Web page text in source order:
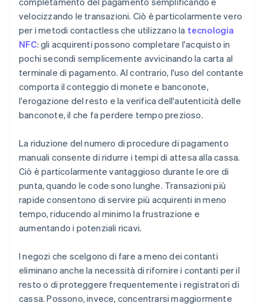
velocizzando le transazioni. Ciò è particolarmente vero
per i metodi contactless che utilizzano la tecnologia
NFC: gli acquirenti possono completare l'acquisto in
pochi secondi semplicemente avvicinando la carta al
terminale di pagamento. Al contrario, l'uso del contante
comporta il conteggio di monete e banconote,
l'erogazione del resto e la verifica dell'autenticità delle
banconote, il che fa perdere tempo prezioso.
La riduzione del numero di procedure di pagamento
manuali consente di ridurre i tempi di attesa alla cassa.
Ciò è particolarmente vantaggioso durante le ore di
punta, quando le code sono lunghe. Transazioni più
rapide consentono di servire più acquirenti in meno
tempo, riducendo al minimo la frustrazione e
aumentando i potenziali ricavi.
I negozi che scelgono di fare a meno dei contanti
eliminano anche la necessità di rifornire i contanti per il
resto o di proteggere frequentemente i registratori di
cassa. Possono, invece, concentrarsi maggiormente